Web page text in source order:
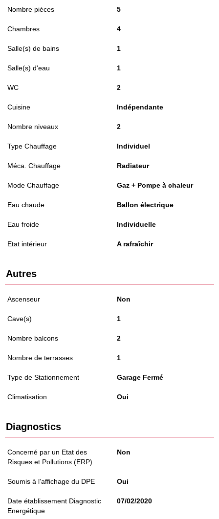
Nombre pièces 5
Chambres 4
Salle(s) de bains 1
Salle(s) d'eau 1
WC 2
Cuisine Indépendante
Nombre niveaux 2
Type Chauffage Individuel
Méca. Chauffage Radiateur
Mode Chauffage Gaz + Pompe à chaleur
Eau chaude Ballon électrique
Eau froide Individuelle
Etat intérieur A rafraîchir
Autres
Ascenseur Non
Cave(s) 1
Nombre balcons 2
Nombre de terrasses 1
Type de Stationnement Garage Fermé
Climatisation Oui
Diagnostics
Concerné par un Etat des
Risques et Pollutions (ERP)
Non
Soumis à l'affichage du DPE Oui
Date établissement Diagnostic
Energétique
07/02/2020